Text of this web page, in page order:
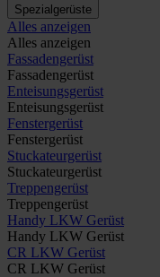
Spezialgerüste
Alles anzeigen
Alles anzeigen
Fassadengerüst
Fassadengerüst
Enteisungsgerüst
Enteisungsgerüst
Fenstergerüst
Fenstergerüst
Stuckateurgerüst
Stuckateurgerüst
Treppengerüst
Treppengerüst
Handy LKW Gerüst
Handy LKW Gerüst
CR LKW Gerüst
CR LKW Gerüst